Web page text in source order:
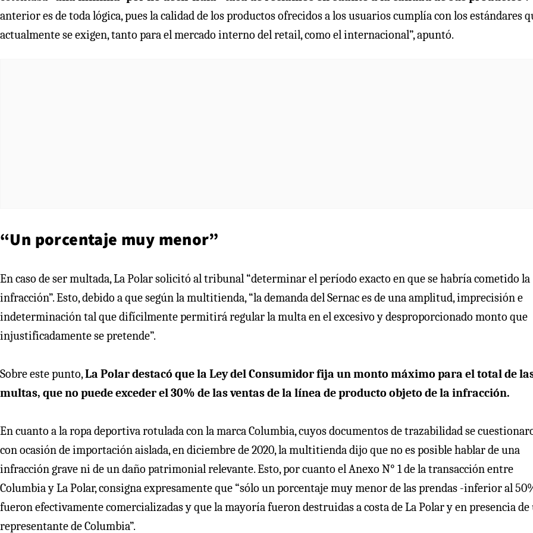
anterior es de toda lógica, pues la calidad de los productos ofrecidos a los usuarios cumplía con los estándares
actualmente se exigen, tanto para el mercado interno del retail, como el internacional”, apuntó.
“Un porcentaje muy menor”
En caso de ser multada, La Polar solicitó al tribunal “determinar el período exacto en que se habría cometido la
infracción”. Esto, debido a que según la multitienda, “la demanda del Sernac es de una amplitud, imprecisión e
indeterminación tal que difícilmente permitirá regular la multa en el excesivo y desproporcionado monto que
injustificadamente se pretende”.
Sobre este punto,La Polar destacó que la Ley del Consumidor fija un monto máximo para el total de
multas, que no puede exceder el 30% de las ventas de la línea de producto objeto de la infracción.
En cuanto a la ropa deportiva rotulada con la marca Columbia, cuyos documentos de trazabilidad se
con ocasión de importación aislada, en diciembre de 2020, la multitienda dijo que no es posible hablar de una
infracción grave ni de un daño patrimonial relevante. Esto, por cuanto el Anexo N° 1 de la transacción entre
Columbia y La Polar, consigna expresamente que “sólo un porcentaje muy menor de las prendas -inferior al
fueron efectivamente comercializadas y que la mayoría fueron destruidas a costa de La Polar y en presencia de
representante de Columbia”.